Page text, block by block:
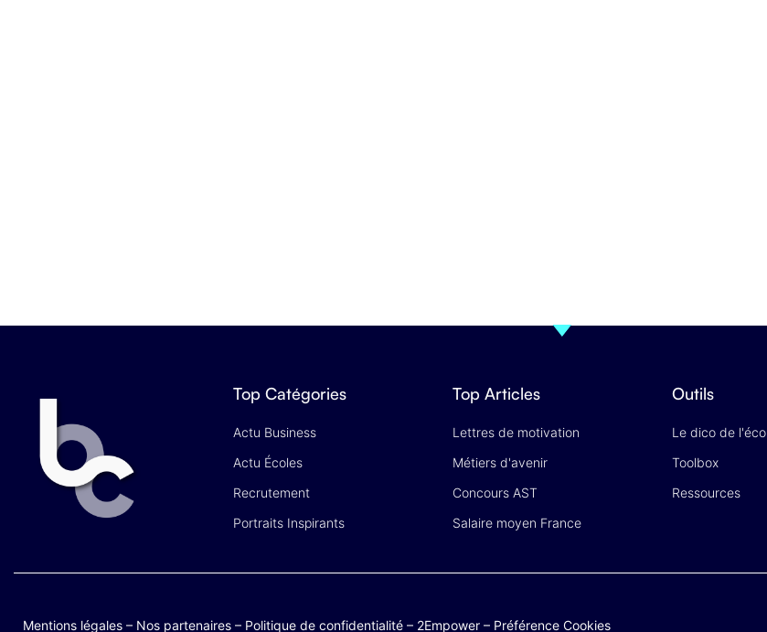
Top Catégories
Actu Business
Actu Écoles
Recrutement
Portraits Inspirants
Top Articles
Lettres de motivation
Métiers d'avenir
Concours AST
Salaire moyen France
Outils
Le dico de l'éco
Toolbox
Ressources
Mentions légales – Nos partenaires – Politique de confidentialité – 2Empower – Préférence Cookies